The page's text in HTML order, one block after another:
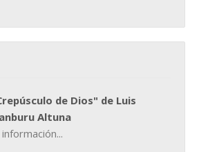
de Dios" de Luis
Altuna